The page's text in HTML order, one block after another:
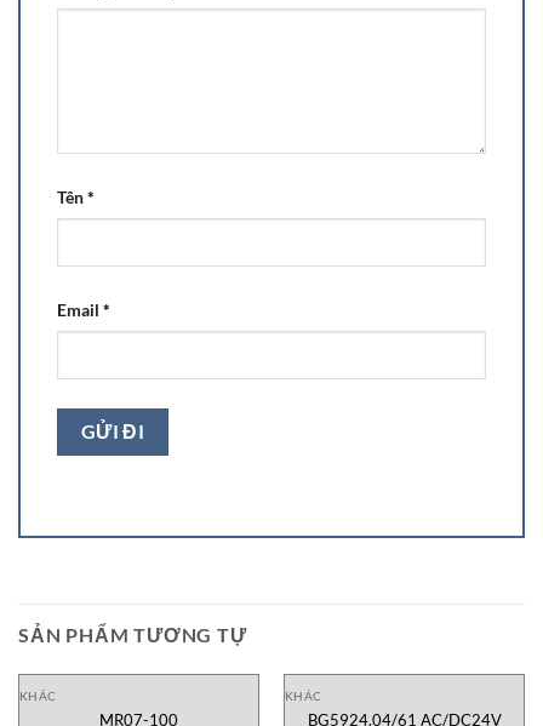
Tên*
Email *
SẢN PHẨM TƯƠNG TỰ
KHÁC
MR07-100
KHÁC
BG5924.04/61 AC/DC24V